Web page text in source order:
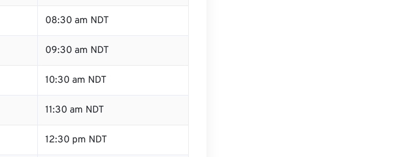
08:30 am NDT
09:30 am NDT
10:30 am NDT
11:30 am NDT
12:30 pm NDT